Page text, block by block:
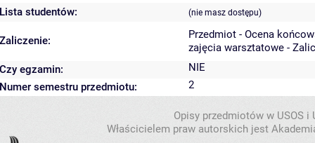
Lista studentów: (nie masz dostępu)
Zaliczenie:
Przedmiot - Ocena
zajęcia warsztatowe -
Czy egzamin:
NIE
Numer semestru przedmiotu:
2
Opisy przedmiotów w USOS
Właścicielem praw autorskich jest